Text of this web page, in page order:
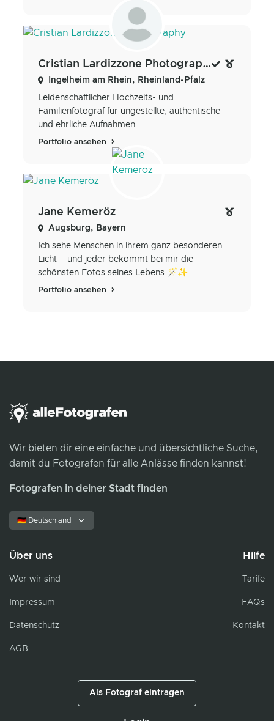
Cristian Lardizzone Photography
Ingelheim am Rhein, Rheinland-Pfalz
Leidenschaftlicher Hochzeits- und
Familienfotograf für ungestellte, authentische
und ehrliche Aufnahmen.
Portfolio ansehen
Jane Kemeröz
Augsburg, Bayern
Ich sehe Menschen in ihrem ganz besonderen
Licht – und jeder bekommt bei mir die
schönsten Fotos seines Lebens 🪄✨
Portfolio ansehen
Wir bieten dir eine einfache und übersichtliche Suche,
damit du Fotografen für alle Anlässe finden kannst!
Fotografen in deiner Stadt finden
🇩🇪 Deutschland
Über uns
Wer wir sind
Impressum
Datenschutz
AGB
Hilfe
Tarife
FAQs
Kontakt
Als Fotograf eintragen